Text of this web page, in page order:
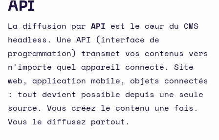
API
La diffusion par API est le cœur du CMS
headless. Une API (interface de
programmation) transmet vos contenus vers
n'importe quel appareil connecté. Site
web, application mobile, objets connectés
: tout devient possible depuis une seule
source. Vous créez le contenu une fois.
Vous le diffusez partout.